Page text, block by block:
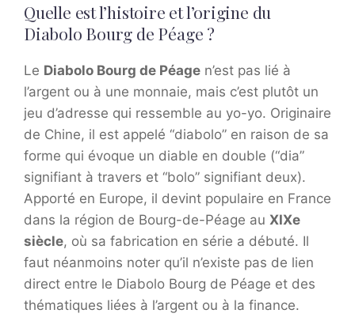
Quelle est l’histoire et l’origine du
Diabolo Bourg de Péage ?
Le Diabolo Bourg de Péage n’est pas lié à
l’argent ou à une monnaie, mais c’est plutôt un
jeu d’adresse qui ressemble au yo-yo. Originaire
de Chine, il est appelé “diabolo” en raison de sa
forme qui évoque un diable en double (“dia”
signifiant à travers et “bolo” signifiant deux).
Apporté en Europe, il devint populaire en France
dans la région de Bourg-de-Péage au XIXe
siècle, où sa fabrication en série a débuté. Il
faut néanmoins noter qu’il n’existe pas de lien
direct entre le Diabolo Bourg de Péage et des
thématiques liées à l’argent ou à la finance.